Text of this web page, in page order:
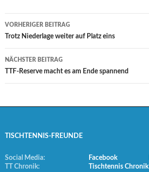
Beitrags-
Navigation
VORHERIGER BEITRAG
Trotz Niederlage weiter auf Platz eins
NÄCHSTER BEITRAG
TTF-Reserve macht es am Ende spannend
TISCHTENNIS-FREUNDE
Social Media: Facebook
TT Chronik:
Tischtennis Chronik